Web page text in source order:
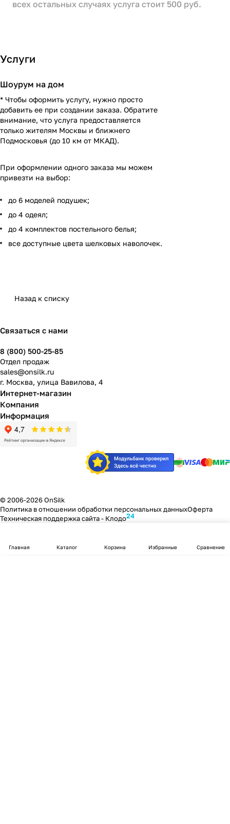
всех остальных случаях услуга стоит 500 руб.
Услуги
Шоурум на дом
* Чтобы оформить услугу, нужно просто
добавить ее при создании заказа. Обратите
внимание, что услуга предоставляется
только жителям Москвы и ближнего
Подмосковья (до 10 км от МКАД).
При оформлении одного заказа мы можем
привезти на выбор:
до 6 моделей подушек;
до 4 одеял;
до 4 комплектов постельного белья;
все доступные цвета шелковых наволочек.
Назад к списку
Связаться с нами
8 (800) 500-25-85
Отдел продаж
sales@onsilk.ru
г. Москва, улица Вавилова, 4
Интернет-магазин
Компания
Информация
© 2006-2026 OnSilk
Политика в отношении обработки персональных данныхОферта
Техническая поддержка сайта - Клодо24
Главная Каталог Корзина Избранные Сравнение